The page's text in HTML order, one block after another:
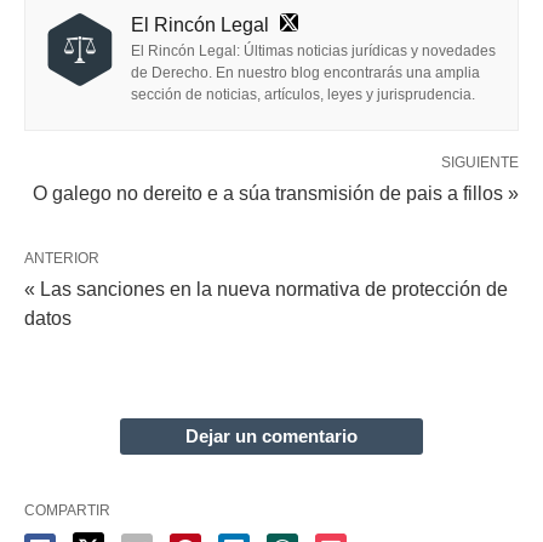
El Rincón Legal
El Rincón Legal: Últimas noticias jurídicas y novedades
de Derecho. En nuestro blog encontrarás una amplia
sección de noticias, artículos, leyes y jurisprudencia.
SIGUIENTE
O galego no dereito e a súa transmisión de pais a fillos »
ANTERIOR
« Las sanciones en la nueva normativa de protección de
datos
Dejar un comentario
COMPARTIR